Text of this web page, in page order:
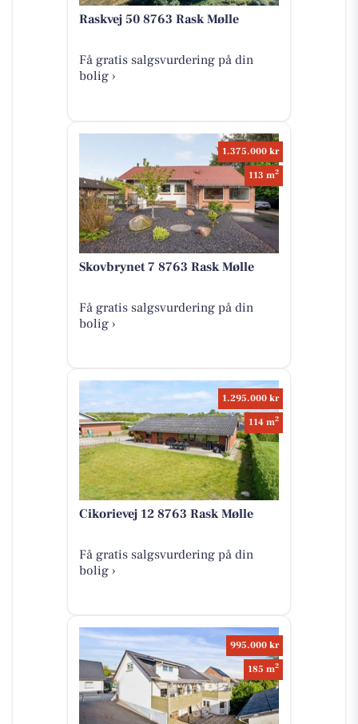
Raskvej 50 8763 Rask Mølle
Få gratis salgsvurdering på din
bolig ›
1.375.000 kr
113 m2
Skovbrynet 7 8763 Rask Mølle
Få gratis salgsvurdering på din
bolig ›
1.295.000 kr
114 m2
Cikorievej 12 8763 Rask Mølle
Få gratis salgsvurdering på din
bolig ›
995.000 kr
185 m2